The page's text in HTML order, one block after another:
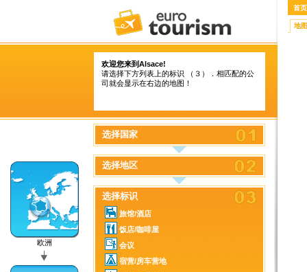
欢迎您来到Alsace!
请选择下方列表上的标识 （３）．相匹配的公
司就会显示在右边的地图！
欧洲
选择国家
选择地区
选择标识
旅馆/酒店
饭店/咖啡屋
会议
宿营/房车营地
首页
地图